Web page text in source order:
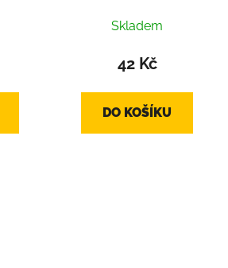
Skladem
42 Kč
DO KOŠÍKU